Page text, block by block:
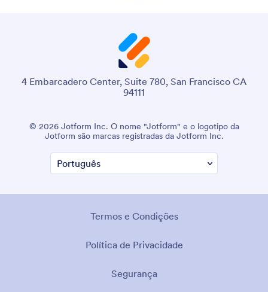
4 Embarcadero Center, Suite 780, San Francisco CA
94111
© 2026 Jotform Inc. O nome "Jotform" e o logotipo da
Jotform são marcas registradas da Jotform Inc.
Termos e Condições
Política de Privacidade
Segurança